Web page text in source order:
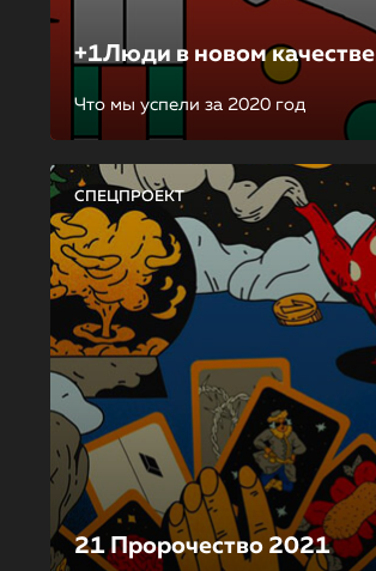
+1Люди в новом качестве
Что мы успели за 2020 год
СПЕЦПРОЕКТ
21 Пророчество 2021